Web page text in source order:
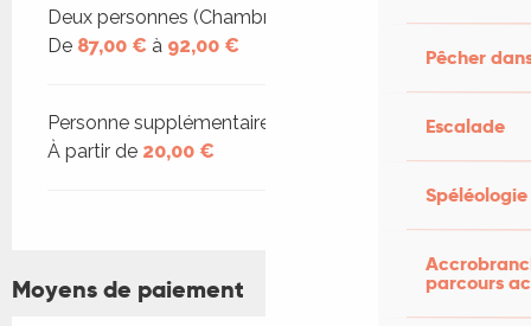
Pêcher
Escalade
Spéléologie
parcours
Deux personnes (Chambres d'hôtes)
De 87,00 € à 92,00 €
Personne supplémentaire (Chambres d'hôtes)
À partir de 20,00 €
Moyens de paiement